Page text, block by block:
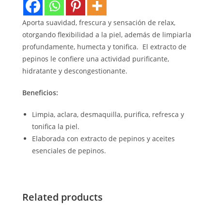
Aporta suavidad, frescura y sensación de relax,
otorgando flexibilidad a la piel, además de limpiarla
profundamente, humecta y tonifica. El extracto de
pepinos le confiere una actividad purificante,
hidratante y descongestionante.
Beneficios:
Limpia, aclara, desmaquilla, purifica, refresca y
tonifica la piel.
Elaborada con extracto de pepinos y aceites
esenciales de pepinos.
Related products